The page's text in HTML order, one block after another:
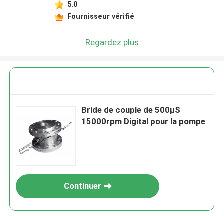
5.0
Fournisseur vérifié
Regardez plus
Bride de couple de 500μS
15000rpm Digital pour la pompe
Continuer